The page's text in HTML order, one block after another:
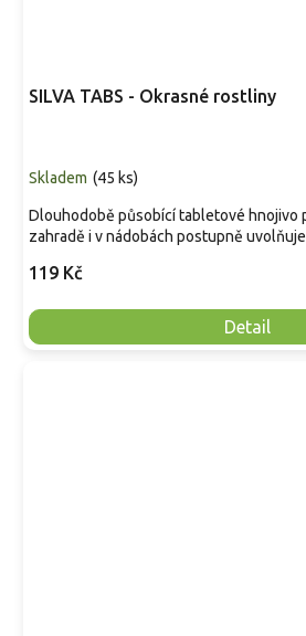
SILVA TABS - Okrasné rostliny
Skladem (45 ks)
119 Kč
Detail
Dlouhodobě působící tabletové hnojivo
zahradě i v nádobách postupně